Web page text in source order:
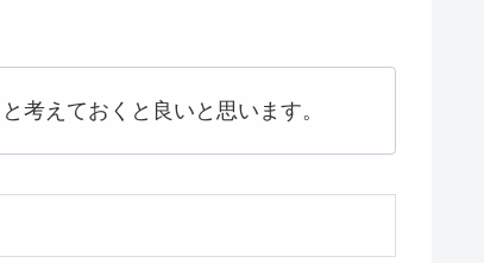
考えておくと良いと思います。